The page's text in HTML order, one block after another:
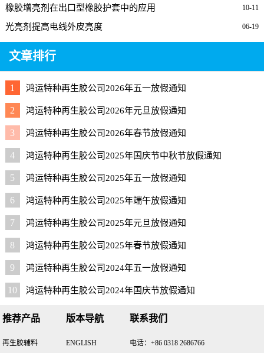
10-11
橡胶增亮剂在出口型橡胶护套中的应用
06-19
光亮剂提高电线外皮亮度
文章排行
1 鸿运特种再生胶公司2026年五一放假通知
2 鸿运特种再生胶公司2026年元旦放假通知
3 鸿运特种再生胶公司2026年春节放假通知
4 鸿运特种再生胶公司2025年国庆节中秋节放假通知
5 鸿运特种再生胶公司2025年五一放假通知
6 鸿运特种再生胶公司2025年端午放假通知
7 鸿运特种再生胶公司2025年元旦放假通知
8 鸿运特种再生胶公司2025年春节放假通知
9 鸿运特种再生胶公司2024年五一放假通知
10 鸿运特种再生胶公司2024年国庆节放假通知
推荐产品
再生胶辅料
版本导航
ENGLISH
联系我们
电话：+86 0318 2686766